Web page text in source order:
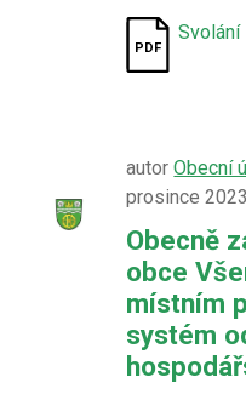
Svolání
autorObecní
prosince
Obecně
obce
místním
systém